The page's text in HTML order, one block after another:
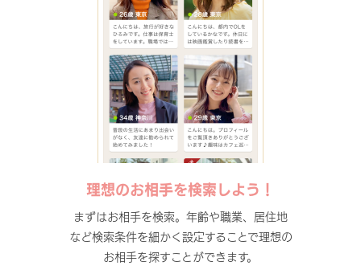
理想のお相手を検索しよう！
まずはお相手を検索。年齢や職業、居住地
など検索条件を細かく設定することで理想の
お相手を探すことができます。